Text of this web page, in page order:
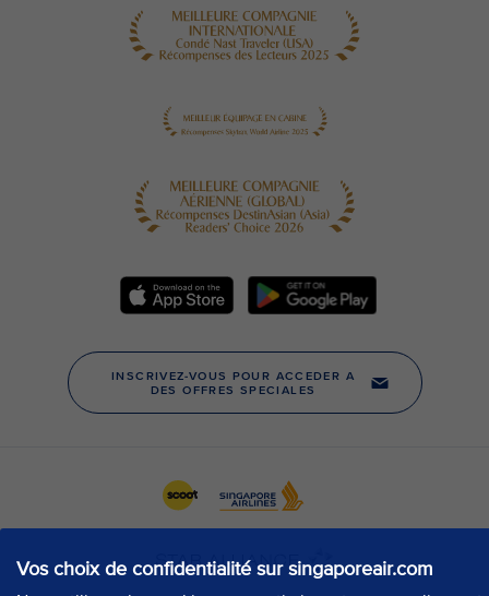
Vos choix de confidentialité sur singaporeair.com